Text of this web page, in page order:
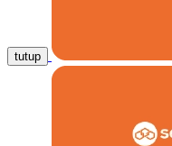
tutup